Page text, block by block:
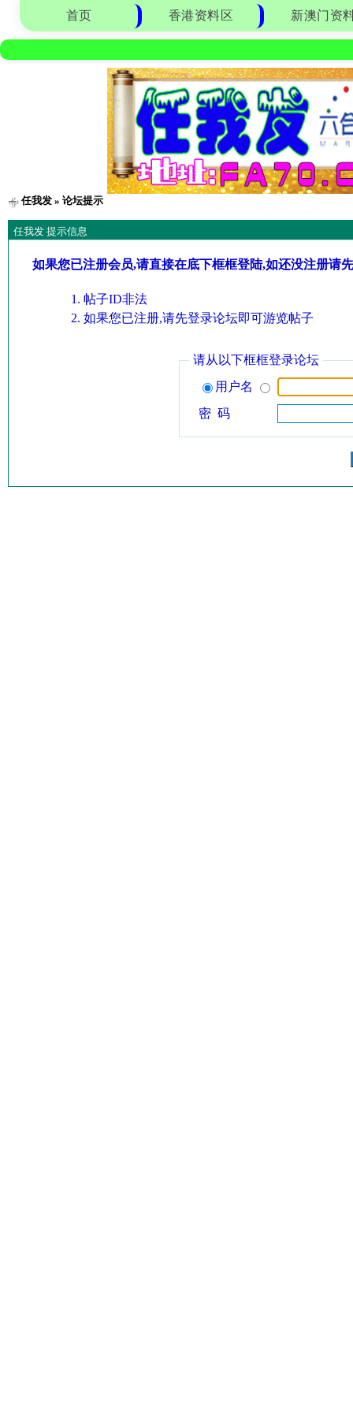
首页 香港资料区 新澳门资
任我发» 论坛提示
任我发 提示信息
如果您已注册会员,请直接在底下框框登陆,如还没注册请
帖子ID非法
如果您已注册,请先登录论坛即可游览帖子
请从以下框框登录论坛
用户名
密 码